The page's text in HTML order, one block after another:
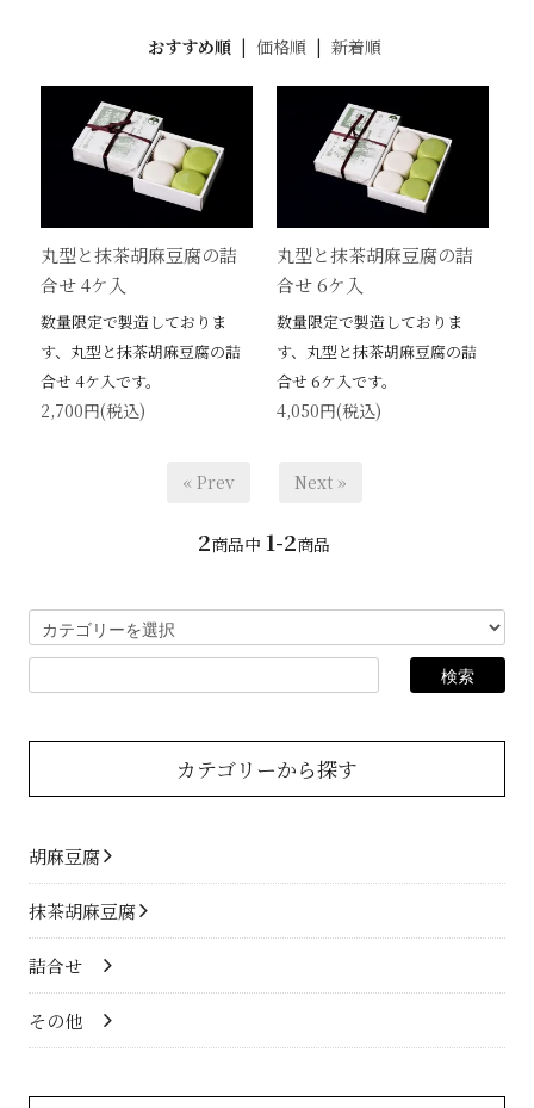
おすすめ順| 価格順| 新着順
丸型と抹茶胡麻豆腐の詰
合せ 4ケ入
数量限定で製造しておりま
す、丸型と抹茶胡麻豆腐の詰
合せ 4ケ入です。
2,700円(税込)
丸型と抹茶胡麻豆腐の詰
合せ 6ケ入
数量限定で製造しておりま
す、丸型と抹茶胡麻豆腐の詰
合せ 6ケ入です。
4,050円(税込)
« Prev Next »
2商品中 1-2商品
カテゴリーから探す
胡麻豆腐
抹茶胡麻豆腐
詰合せ
その他